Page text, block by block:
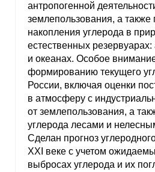
антропогенной
землепользования, а также
накопления углерода в
естественных
и океанах. Особое
формированию текущего
России, включая оценки
в атмосферу с
от землепользования, а
углерода лесами и
Сделан прогноз
XXI веке с учетом
выбросах углерода и их